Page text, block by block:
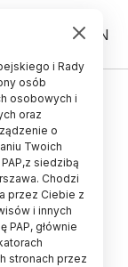
PL EN
i Rady
osób
osobowych i
oraz
o
Twoich
siedzibą
Chodzi
przez Ciebie z
i innych
PAP, głównie
stronach przez